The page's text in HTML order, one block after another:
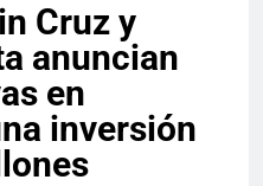
Cruz y
anuncian
en
inversión